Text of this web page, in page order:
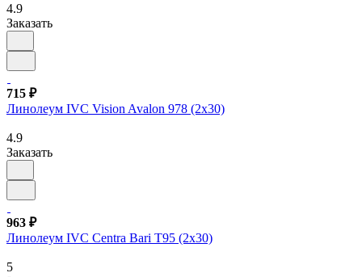
4.9
Заказать
715 ₽
Линолеум IVC Vision Avalon 978 (2х30)
4.9
Заказать
963 ₽
Линолеум IVC Centra Bari T95 (2х30)
5